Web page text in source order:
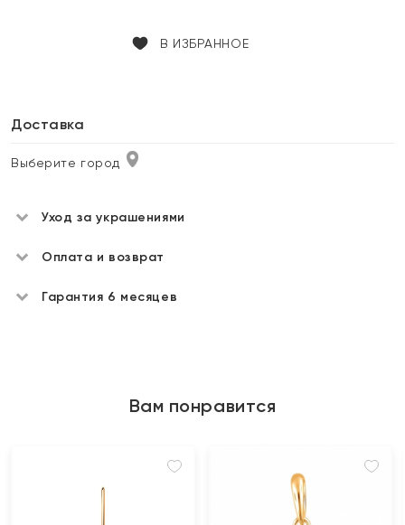
В ИЗБРАННОЕ
Доставка
Выберите город
Уход за украшениями
Оплата и возврат
Гарантия 6 месяцев
Вам понравится